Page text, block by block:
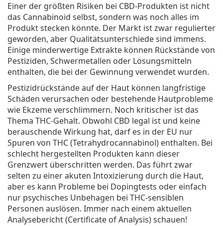
Einer der größten Risiken bei CBD-Produkten ist nicht
das Cannabinoid selbst, sondern was noch alles im
Produkt stecken könnte. Der Markt ist zwar regulierter
geworden, aber Qualitätsunterschiede sind immens.
Einige minderwertige Extrakte können Rückstände von
Pestiziden, Schwermetallen oder Lösungsmitteln
enthalten, die bei der Gewinnung verwendet wurden.
Pestizidrückständeauf der Haut können langfristige
Schäden verursachen oder bestehende Hautprobleme
wie Ekzeme verschlimmern. Noch kritischer ist das
Thema THC-Gehalt. Obwohl CBD legal ist und keine
berauschende Wirkung hat, darf es in der EU nur
Spuren von THC(Tetrahydrocannabinol) enthalten. Bei
schlecht hergestellten Produkten kann dieser
Grenzwert überschritten werden. Das führt zwar
selten zu einer akuten Intoxizierung durch die Haut,
aber es kann Probleme bei Dopingtests oder einfach
nur psychisches Unbehagen bei THC-sensiblen
Personen auslösen. Immer nach einem aktuellen
Analysebericht (Certificate of Analysis) schauen!